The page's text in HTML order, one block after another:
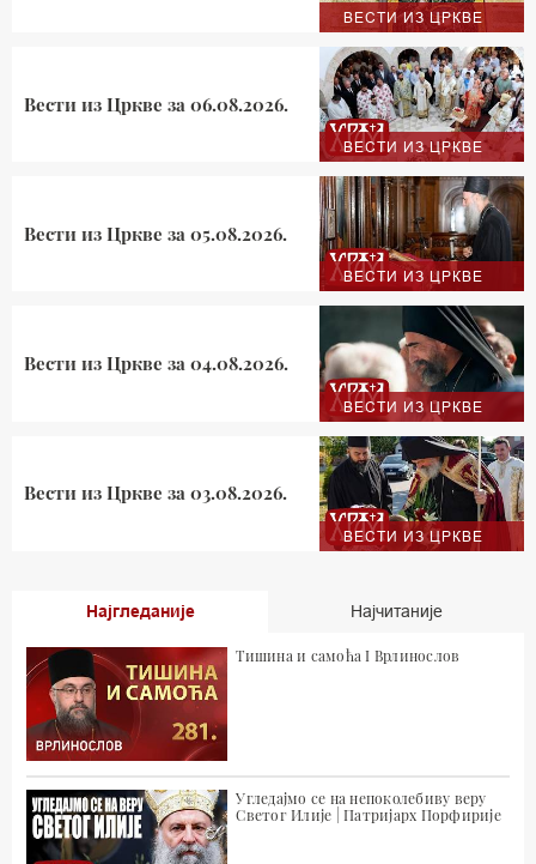
ВЕСТИ ИЗ ЦРКВЕ
ВЕСТИ ИЗ ЦРКВЕ
Вести из Цркве за 06.08.2026.
ВЕСТИ ИЗ ЦРКВЕ
Вести из Цркве за 05.08.2026.
ВЕСТИ ИЗ ЦРКВЕ
Вести из Цркве за 04.08.2026.
ВЕСТИ ИЗ ЦРКВЕ
Вести из Цркве за 03.08.2026.
Најгледаније Најчитаније
Тишина и самоћа I Врлинослов
Угледајмо се на непоколебиву веру
Светог Илије | Патријарх Порфирије